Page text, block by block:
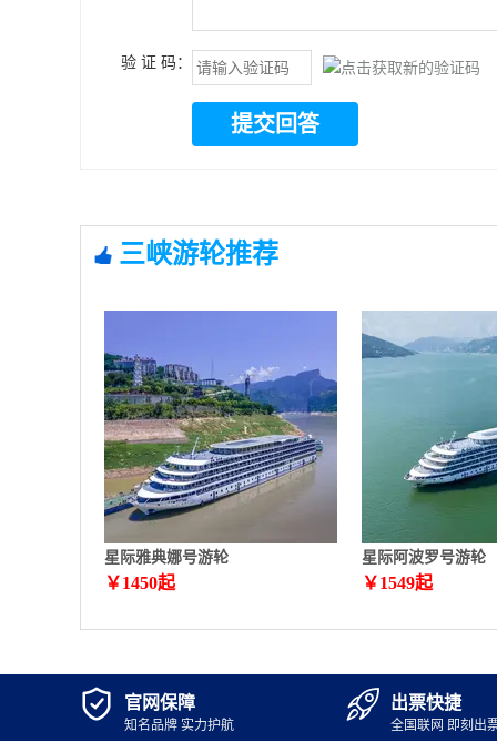
验 证 码：
提交回答
三峡游轮推荐
星际雅典娜号游轮
￥1450起
星际阿波罗号游轮
￥1549起
 官网保障
知名品牌 实力护航
 出票快捷
全国联网 即刻出